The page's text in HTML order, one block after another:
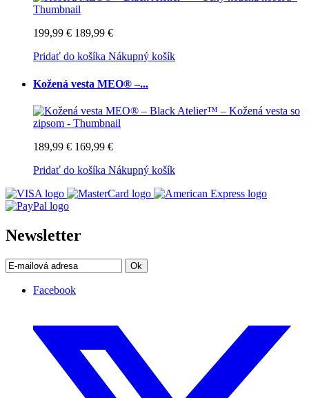
199,99 € 189,99 €
Pridať do košíka Nákupný košík
Kožená vesta MEO® –...
189,99 € 169,99 €
Pridať do košíka Nákupný košík
Newsletter
Ok
Facebook